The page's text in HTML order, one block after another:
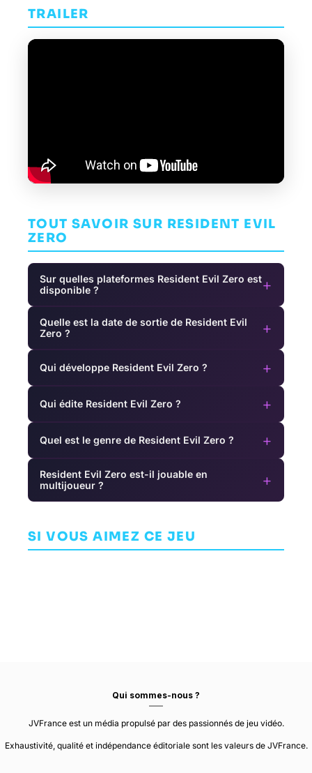
TRAILER
TOUT SAVOIR SUR RESIDENT EVIL
ZERO
Sur quelles plateformes Resident Evil Zero est
disponible ?
+
Quelle est la date de sortie de Resident Evil
Zero ?
+
Qui développe Resident Evil Zero ? +
Qui édite Resident Evil Zero ? +
Quel est le genre de Resident Evil Zero ? +
Resident Evil Zero est-il jouable en
multijoueur ?
+
SI VOUS AIMEZ CE JEU
EXARCADE
AVENTURE
Qui sommes-nous ?
JVFrance est un média propulsé par des passionnés de jeu vidéo.
Exhaustivité, qualité et indépendance éditoriale sont les valeurs de JVFrance.